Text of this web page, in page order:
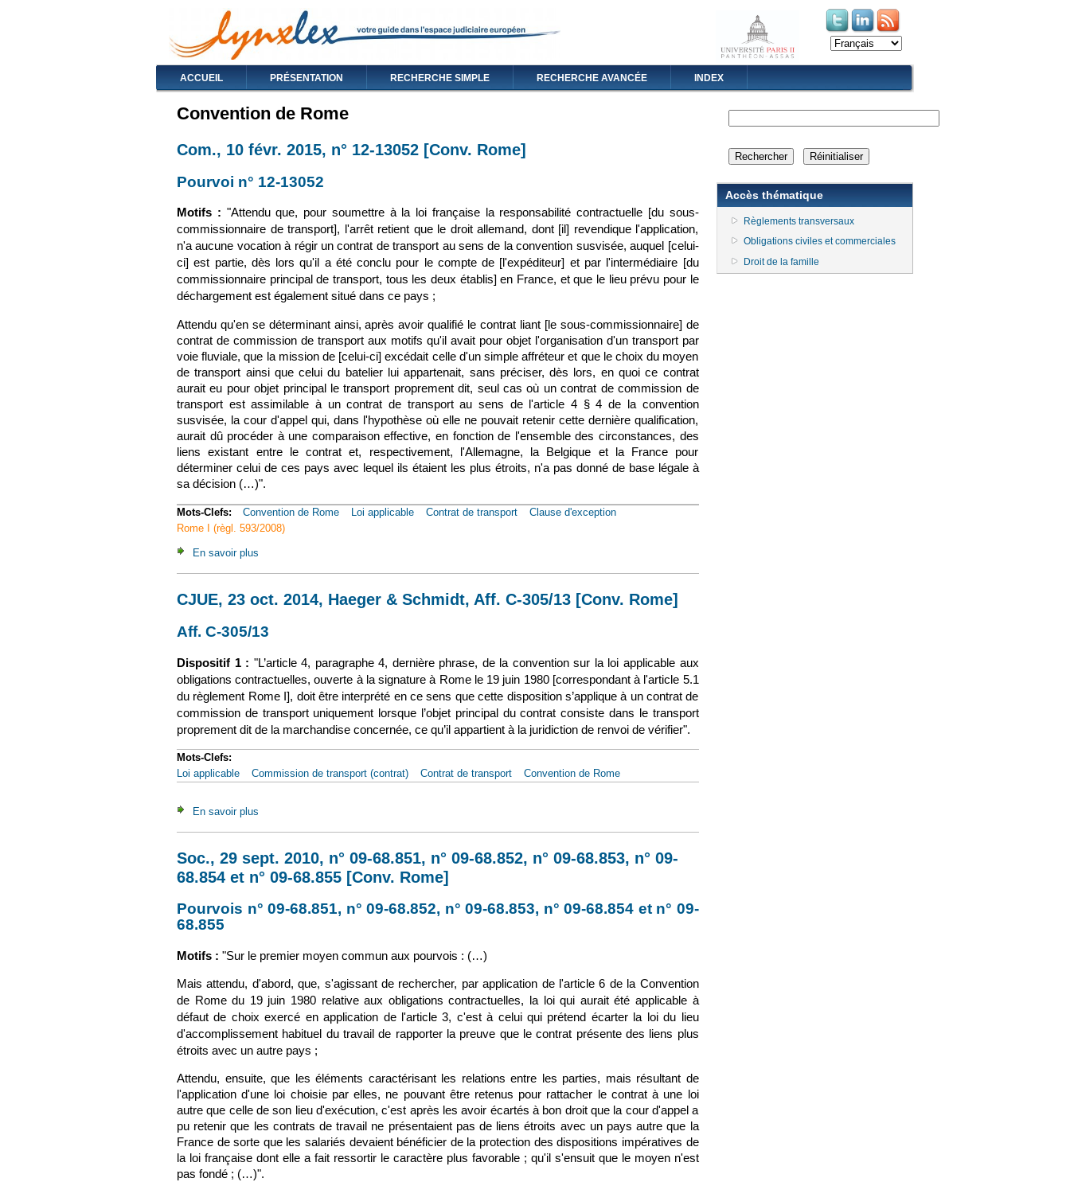
(le lien est externe)
(le lien est externe)
ACCUEIL PRÉSENTATION RECHERCHE SIMPLE RECHERCHE AVANCÉE INDEX
Convention de Rome
Com., 10 févr. 2015, n° 12-13052 [Conv. Rome]
Pourvoi n° 12-13052
Motifs : "Attendu que, pour soumettre à la loi française la responsabilité contractuelle [du sous-
commissionnaire de transport], l'arrêt retient que le droit allemand, dont [il] revendique l'application,
n'a aucune vocation à régir un contrat de transport au sens de la convention susvisée, auquel [celui-
ci] est partie, dès lors qu'il a été conclu pour le compte de [l'expéditeur] et par l'intermédiaire [du
commissionnaire principal de transport, tous les deux établis] en France, et que le lieu prévu pour le
déchargement est également situé dans ce pays ;
Attendu qu'en se déterminant ainsi, après avoir qualifié le contrat liant [le sous-commissionnaire] de
contrat de commission de transport aux motifs qu'il avait pour objet l'organisation d'un transport par
voie fluviale, que la mission de [celui-ci] excédait celle d'un simple affréteur et que le choix du moyen
de transport ainsi que celui du batelier lui appartenait, sans préciser, dès lors, en quoi ce contrat
aurait eu pour objet principal le transport proprement dit, seul cas où un contrat de commission de
transport est assimilable à un contrat de transport au sens de l'article 4 § 4 de la convention
susvisée, la cour d'appel qui, dans l'hypothèse où elle ne pouvait retenir cette dernière qualification,
aurait dû procéder à une comparaison effective, en fonction de l'ensemble des circonstances, des
liens existant entre le contrat et, respectivement, l'Allemagne, la Belgique et la France pour
déterminer celui de ces pays avec lequel ils étaient les plus étroits, n'a pas donné de base légale à
sa décision (…)".
Mots-Clefs: Convention de Rome Loi applicable Contrat de transport
Clause d'exception
Rome I (règl. 593/2008)
En savoir plus
CJUE, 23 oct. 2014, Haeger & Schmidt, Aff. C-305/13 [Conv. Rome]
Aff. C-305/13
Dispositif 1 : "L’article 4, paragraphe 4, dernière phrase, de la convention sur la loi applicable aux
obligations contractuelles, ouverte à la signature à Rome le 19 juin 1980 [correspondant à l'article 5.1
du règlement Rome I], doit être interprété en ce sens que cette disposition s’applique à un contrat de
commission de transport uniquement lorsque l’objet principal du contrat consiste dans le transport
proprement dit de la marchandise concernée, ce qu’il appartient à la juridiction de renvoi de vérifier".
Mots-Clefs:
Loi applicable
Commission de transport (contrat) Contrat de transport Convention de Rome
En savoir plus
Soc., 29 sept. 2010, n° 09-68.851, n° 09-68.852, n° 09-68.853, n° 09-
68.854 et n° 09-68.855 [Conv. Rome]
Pourvois n° 09-68.851, n° 09-68.852, n° 09-68.853, n° 09-68.854 et n° 09-
68.855
Motifs : "Sur le premier moyen commun aux pourvois : (…)
Mais attendu, d'abord, que, s'agissant de rechercher, par application de l'article 6 de la Convention
de Rome du 19 juin 1980 relative aux obligations contractuelles, la loi qui aurait été applicable à
défaut de choix exercé en application de l'article 3, c'est à celui qui prétend écarter la loi du lieu
d'accomplissement habituel du travail de rapporter la preuve que le contrat présente des liens plus
étroits avec un autre pays ;
Attendu, ensuite, que les éléments caractérisant les relations entre les parties, mais résultant de
l'application d'une loi choisie par elles, ne pouvant être retenus pour rattacher le contrat à une loi
autre que celle de son lieu d'exécution, c'est après les avoir écartés à bon droit que la cour d'appel a
pu retenir que les contrats de travail ne présentaient pas de liens étroits avec un pays autre que la
France de sorte que les salariés devaient bénéficier de la protection des dispositions impératives de
la loi française dont elle a fait ressortir le caractère plus favorable ; qu'il s'ensuit que le moyen n'est
pas fondé ; (…)".
Accès thématique
Règlements transversaux
Obligations civiles et commerciales
Droit de la famille